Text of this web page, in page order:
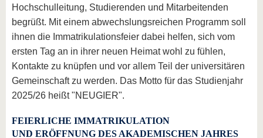
Hochschulleitung, Studierenden und Mitarbeitenden
begrüßt. Mit einem abwechslungsreichen Programm soll
ihnen die Immatrikulationsfeier dabei helfen, sich vom
ersten Tag an in ihrer neuen Heimat wohl zu fühlen,
Kontakte zu knüpfen und vor allem Teil der universitären
Gemeinschaft zu werden. Das Motto für das Studienjahr
2025/26 heißt "NEUGIER".
FEIERLICHE IMMATRIKULATION
UND ERÖFFNUNG DES AKADEMISCHEN JAHRES